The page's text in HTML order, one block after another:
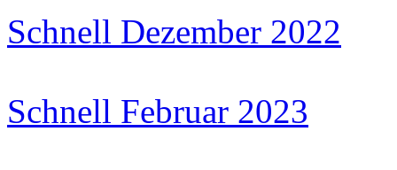
Schnell Dezember 2022
Schnell Februar 2023